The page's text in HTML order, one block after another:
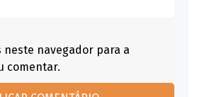
neste navegador para a
comentar.